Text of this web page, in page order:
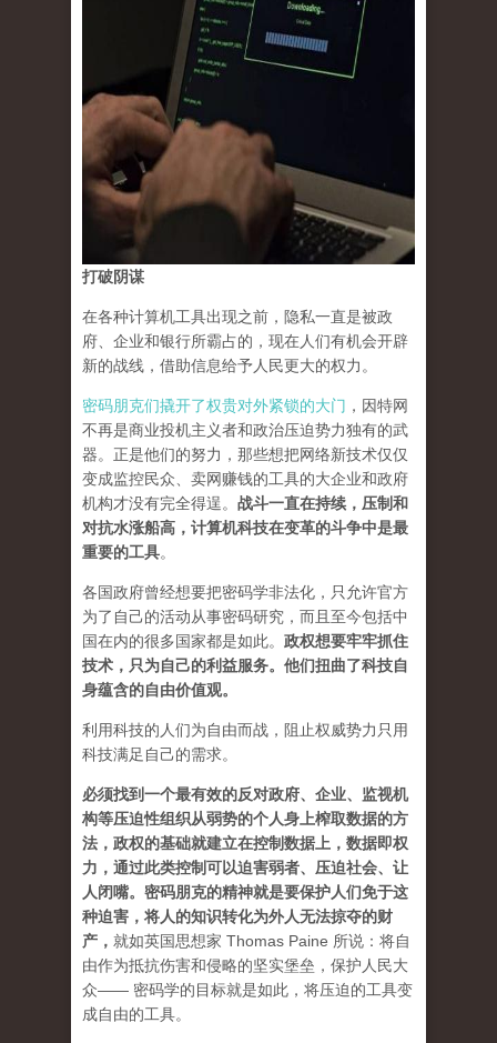
打破阴谋
在各种计算机工具出现之前，隐私一直是被政
府、企业和银行所霸占的，现在人们有机会开辟
新的战线，借助信息给予人民更大的权力。
密码朋克们撬开了权贵对外紧锁的大门 ，因特网
不再是商业投机主义者和政治压迫势力独有的武
器。正是他们的努力，那些想把网络新技术仅仅
变成监控民众、卖网赚钱的工具的大企业和政府
机构才没有完全得逞。 战斗一直在持续，压制和
对抗水涨船高，计算机科技在变革的斗争中是最
重要的工具。
各国政府曾经想要把密码学非法化，只允许官方
为了自己的活动从事密码研究，而且至今包括中
国在内的很多国家都是如此。 政权想要牢牢抓住
技术，只为自己的利益服务。他们扭曲了科技自
身蕴含的自由价值观。
利用科技的人们为自由而战，阻止权威势力只用
科技满足自己的需求。
必须找到一个最有效的反对政府、企业、监视机
构等压迫性组织从弱势的个人身上榨取数据的方
法，政权的基础就建立在控制数据上，数据即权
力，通过此类控制可以迫害弱者、压迫社会、让
人闭嘴。密码朋克的精神就是要保护人们免于这
种迫害，将人的知识转化为外人无法掠夺的财
产 ， 就如英国思想家 Thomas Paine 所说：将自
由作为抵抗伤害和侵略的坚实堡垒，保护人民大
众—— 密码学的目标就是如此，将压迫的工具变
成自由的工具。